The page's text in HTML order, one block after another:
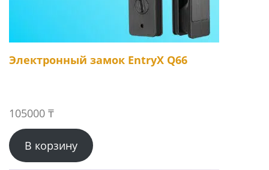
Электронный замок EntryX Q66
105000 ₸
В корзину